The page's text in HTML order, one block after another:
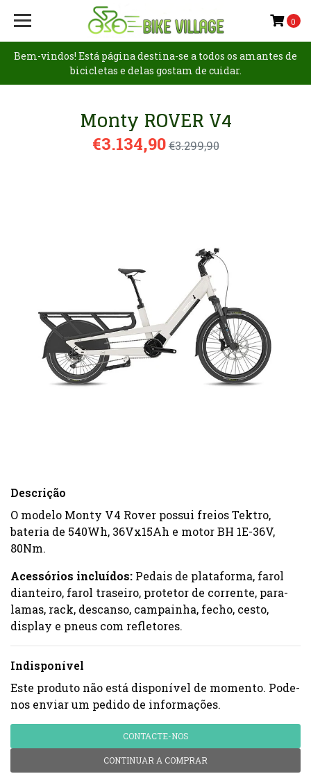
Bem-vindos! Está página destina-se a todos os amantes de
bicicletas e delas gostam de cuidar.
0
Monty ROVER V4
€3.134,90€3.299,90
Descrição
O modelo Monty V4 Rover possui freios Tektro,
bateria de 540Wh, 36Vx15Ah e motor BH 1E-36V,
80Nm.
Acessórios incluídos: Pedais de plataforma, farol
dianteiro, farol traseiro, protetor de corrente, para-
lamas, rack, descanso, campainha, fecho, cesto,
display e pneus com refletores.
Indisponível
Este produto não está disponível de momento. Pode-
nos enviar um pedido de informações.
CONTACTE-NOS
CONTINUAR A COMPRAR